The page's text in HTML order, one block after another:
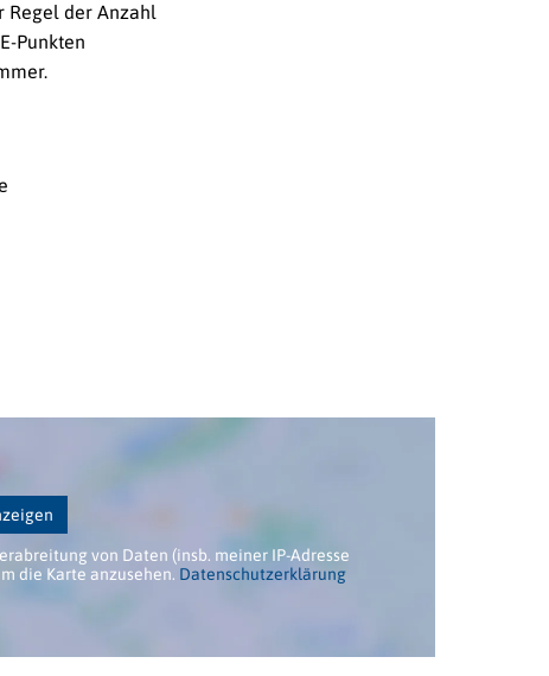
Regel der Anzahl
Punkten
von Daten (insb. meiner IP-Adresse
die Karte anzusehen. Datenschutzerklärung